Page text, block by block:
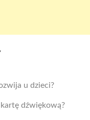
u dzieci?
dźwiękową?